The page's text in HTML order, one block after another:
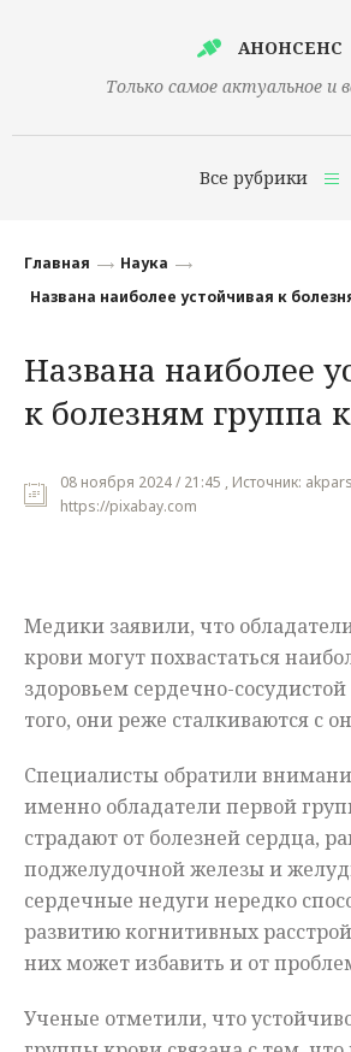
АНОНСЕНС
Только самое актуальное и
Все рубрики
Финансы
Наука
Культура
Общество
Происшествия
Главная
Наука
Названа наиболее устойчивая к
Названа наиболее
к болезням группа
08 ноября 2024 / 21:45 , Источник:
https://pixabay.com
Медики заявили, что
крови могут похвастаться
здоровьем сердечно-
того, они реже сталкиваются с
Специалисты обратили
именно обладатели первой
страдают от болезней сердца,
поджелудочной железы и
сердечные недуги нередко
развитию когнитивных
них может избавить и от
Ученые отметили, что